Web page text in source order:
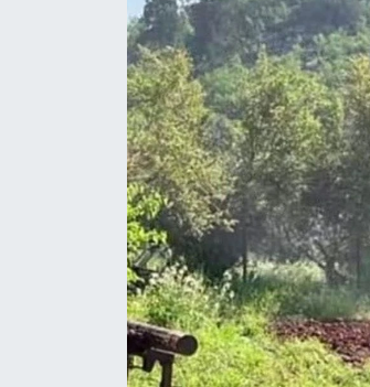
Magazin
Özel Haber
Politika
Resmi İlanlar
Turizm